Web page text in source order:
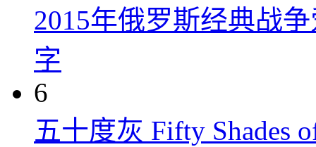
2015年俄罗斯经典战
字
6
五十度灰 Fifty Shades